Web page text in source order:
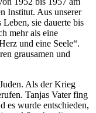
Institut. Aus unserer
sie dauerte bis
mehr als eine
und eine Seele .
grausamen und
Als der Krieg
Tanjas Vater fing
es wurde entschieden,